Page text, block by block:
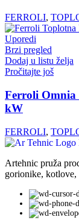
FERROLI,
Uporedi
Brzi pregled
Dodaj u listu želja
Pročitajte još
Ferroli Omnia
kW
FERROLI,
Artehnic pruža
gorionike, kotlove,